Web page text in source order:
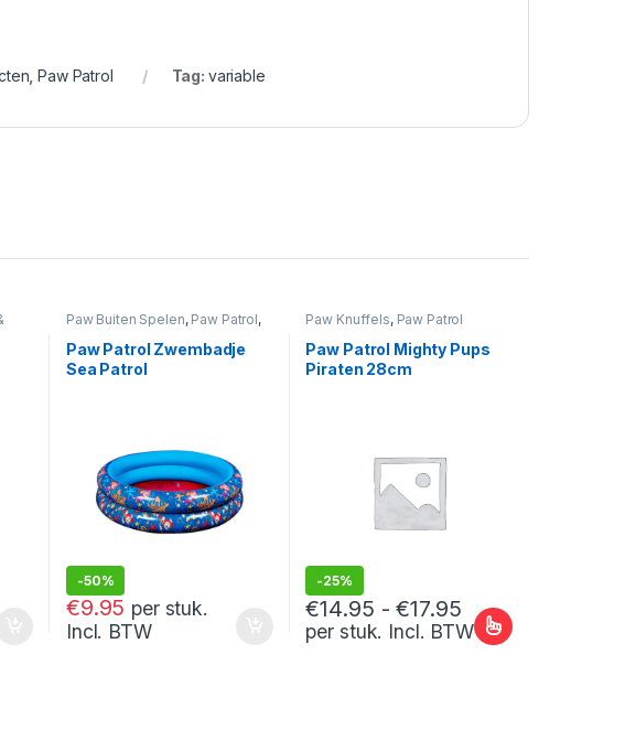
,Paw Patrol Tag: variable
Paw Buiten Spelen, Paw Patrol,
Paw Patrol Zwembadje
Sea Patrol
-50%
€9.95
19.95
per stuk.
Incl. BTW
Paw Knuffels, Paw Patrol
Paw Patrol Mighty Pups
Piraten 28cm
-25%
€14.95 - €17.95Prijsklasse:
per stuk. Incl. BTW
Dit product heeft meerdere variaties.